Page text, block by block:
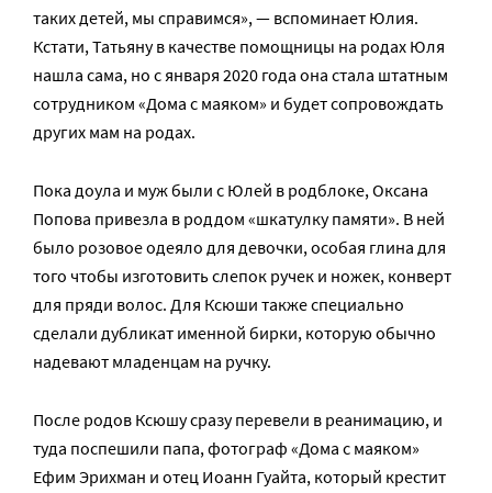
таких детей, мы справимся», — вспоминает Юлия.
Кстати, Татьяну в качестве помощницы на родах Юля
нашла сама, но с января 2020 года она стала штатным
сотрудником «Дома с маяком» и будет сопровождать
других мам на родах.
Пока доула и муж были с Юлей в родблоке, Оксана
Попова привезла в роддом «шкатулку памяти». В ней
было розовое одеяло для девочки, особая глина для
того чтобы изготовить слепок ручек и ножек, конверт
для пряди волос. Для Ксюши также специально
сделали дубликат именной бирки, которую обычно
надевают младенцам на ручку.
После родов Ксюшу сразу перевели в реанимацию, и
туда поспешили папа, фотограф «Дома с маяком»
Ефим Эрихман и отец Иоанн Гуайта, который крестит